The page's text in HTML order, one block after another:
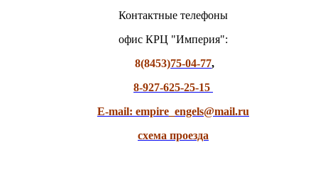
Контактные телефоны
офис КРЦ "Империя":
8(8453)75-04-77,
8-927-625-25-15
E-mail: empire_engels@mail.ru
схема проезда